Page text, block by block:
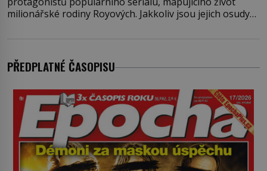
milionářské rodiny Royových. Jakkoliv jsou jejich osudy
jenom jednou z nemovitostí
PŘEDPLATNÉ ČASOPISU